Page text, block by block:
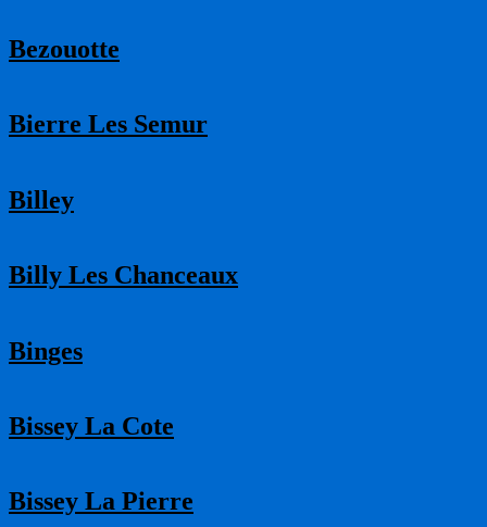
Bezouotte
Bierre Les Semur
Billey
Billy Les Chanceaux
Binges
Bissey La Cote
Bissey La Pierre